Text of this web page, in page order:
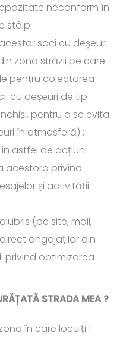
neconform în
stâlpi
saci cu deșeuri
zona străzii pe care
pentru colectarea
cu deșeuri de tip
pentru a se evita
în atmosferă) ;
astfel de acțiuni
acestora privind
și activității
(pe site, mail,
angajaților din
privind optimizarea
STRADA MEA ?
în care locuiți !